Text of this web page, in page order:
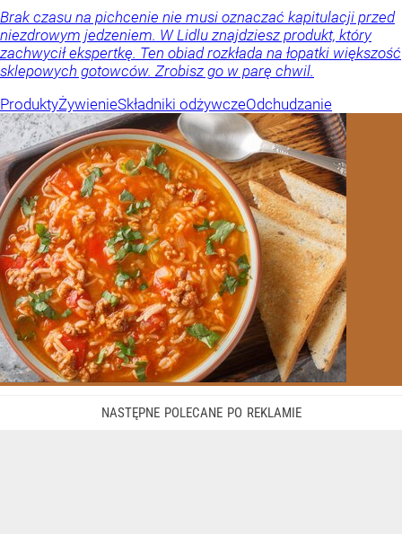
Brak czasu na pichcenie nie musi oznaczać kapitulacji przed
niezdrowym jedzeniem. W Lidlu znajdziesz produkt, który
zachwycił ekspertkę. Ten obiad rozkłada na łopatki większość
sklepowych gotowców. Zrobisz go w parę chwil.
ProduktyŻywienieSkładniki odżywczeOdchudzanie